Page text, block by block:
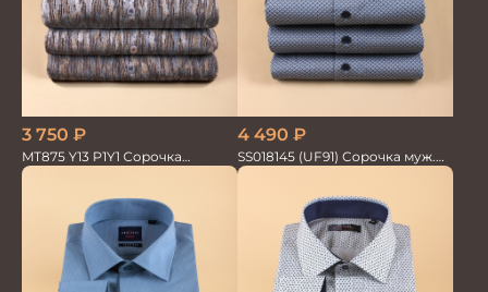
3 750 ₽
MT875 Y13 P1Y1 Сорочка
мужская
4 490 ₽
SS018145 (UF91) Сорочка муж.
кр.рук. GROSTYLE PRIME